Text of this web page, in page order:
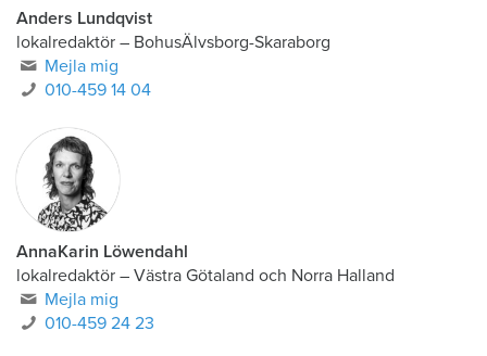
Anders Lundqvist
lokalredaktör – BohusÄlvsborg-Skaraborg
Mejla mig
010-459 14 04
AnnaKarin Löwendahl
lokalredaktör – Västra Götaland och Norra Halland
Mejla mig
010-459 24 23